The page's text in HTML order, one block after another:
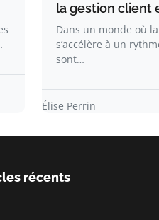
la gestion client
Dans un monde où
s’accélère à un
sont…
Élise Perrin
récents